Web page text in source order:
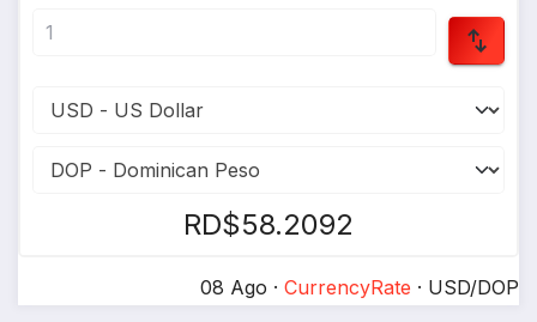
RD$58.2092
08 Ago · CurrencyRate · USD/DOP